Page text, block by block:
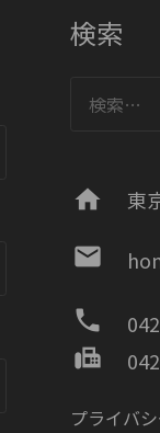
検索
home 東
mail
phone
fax
プライバ